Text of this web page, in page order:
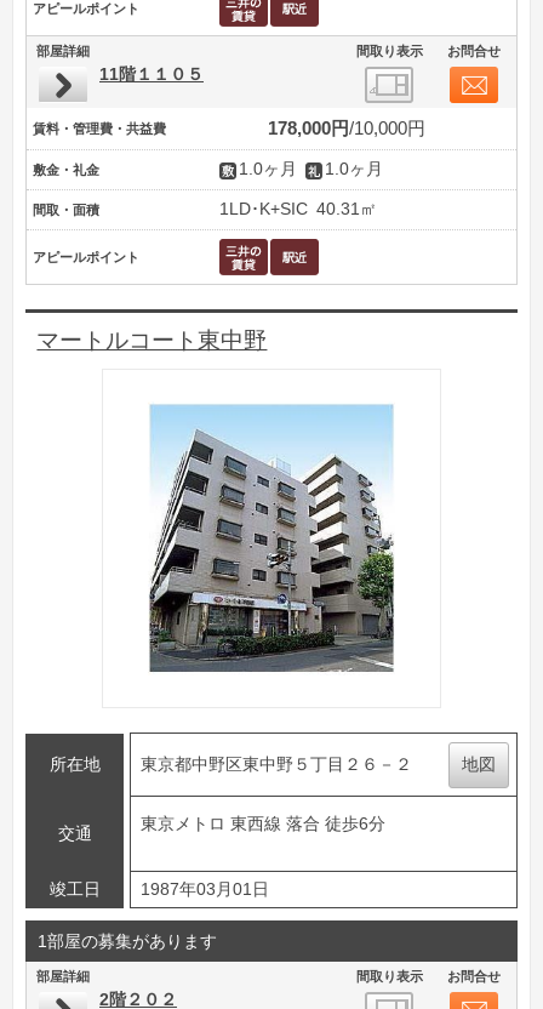
アピールポイント
部屋詳細 間取り表示 お問合せ
11階１１０５
賃料・管理費・共益費 178,000円 10,000円
敷金・礼金 1.0ヶ月 1.0ヶ月
間取・面積 1LD･K+SIC 40.31㎡
アピールポイント
マートルコート東中野
所在地 東京都中野区東中野５丁目２６－２ 地図
交通
東京メトロ 東西線 落合 徒歩6分
竣工日 1987年03月01日
1部屋の募集があります
部屋詳細 間取り表示 お問合せ
2階２０２